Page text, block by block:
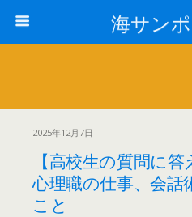
海サン
2025年12月7日
【高校生の質問に答
心理職の仕事、会話
こと